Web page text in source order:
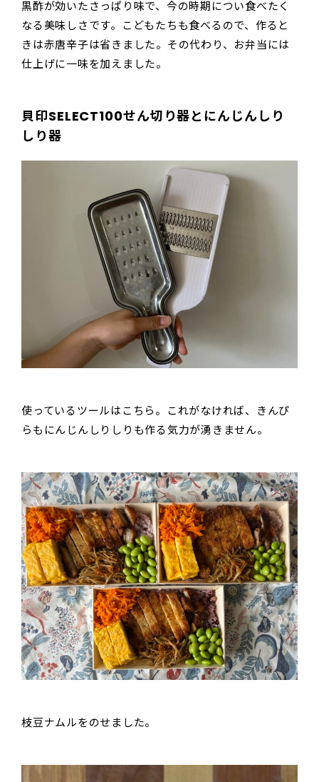
黒酢が効いたさっぱり味で、今の時期につい食べたく
なる美味しさです。こどもたちも食べるので、作ると
きは赤唐辛子は省きました。その代わり、お弁当には
仕上げに一味を加えました。
貝印SELECT100せん切り器とにんじんしり
しり器
使っているツールはこちら。これがなければ、きんぴ
らもにんじんしりしりも作る気力が湧きません。
枝豆ナムルをのせました。